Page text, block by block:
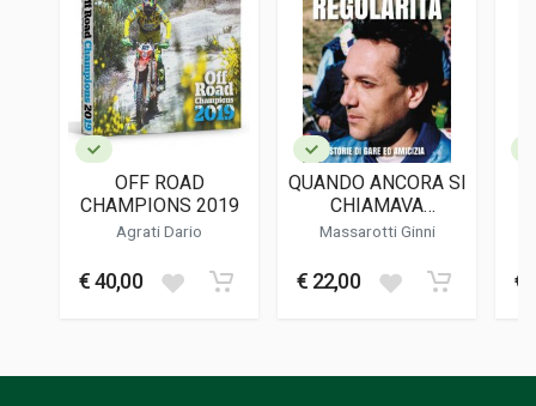
La Cittadina
LINGUA DEL TESTO
DATA DI STAMPA
05/2009
25 x 30 x 1,5 cm
Informazioni aggiuntive
OFF ROAD
CHAMPIONS 2019
Agrati Dario
€ 40,00
QUANDO ANCORA SI
CHIAMAVA
REGOLARITA'
Massarotti Ginni
€ 22,00 €